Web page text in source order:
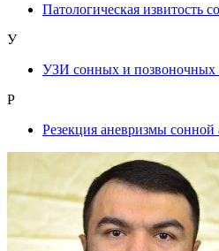
Патологическая извитость
У
УЗИ сонных и позвоночных
Р
Резекция аневризмы сонной